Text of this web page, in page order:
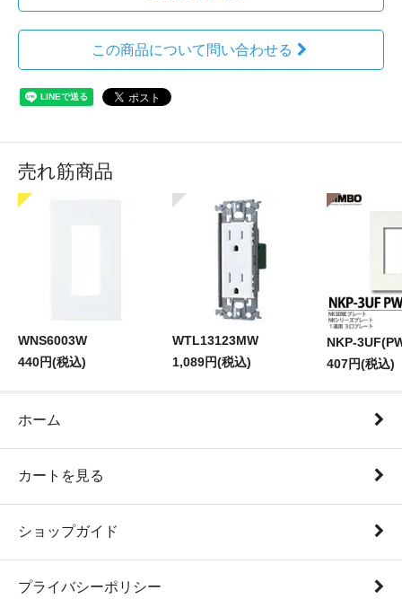
この商品について問い合わせる
売れ筋商品
WNS6003W
440円(税込)
WTL13123MW
1,089円(税込)
NKP-
407円(税込)
ホーム
カートを見る
ショップガイド
プライバシーポリシー